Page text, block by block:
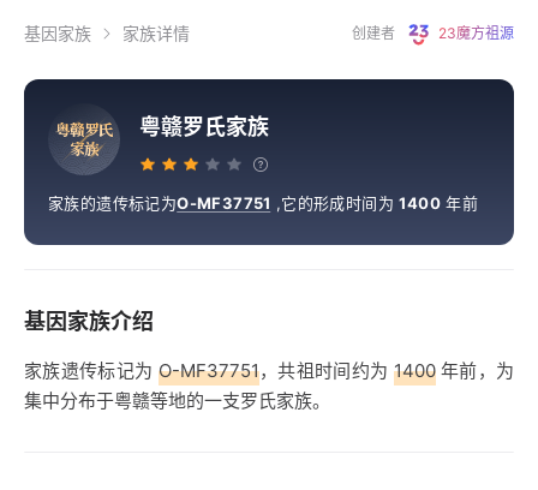
基因家族 家族详情 创建者 23魔方祖源
粤赣罗氏
家族
粤赣罗氏家族
家族的遗传标记为O-MF37751 ,它的形成时间为1400 年前
基因家族介绍
家族遗传标记为 O-MF37751，共祖时间约为 1400年前，为
集中分布于粤赣等地的一支罗氏家族。